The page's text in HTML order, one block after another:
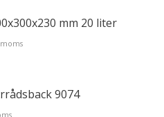
mm 20 liter
9074